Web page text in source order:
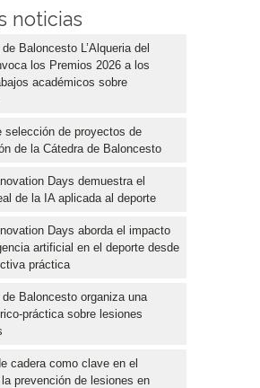
noticias
Baloncesto L’Alqueria del
los Premios 2026 a los
académicos sobre
selección de proyectos de
de la Cátedra de Baloncesto
Days demuestra el
de la IA aplicada al deporte
Days aborda el impacto
artificial en el deporte desde
práctica
de Baloncesto organiza una
práctica sobre lesiones
cadera como clave en el
prevención de lesiones en